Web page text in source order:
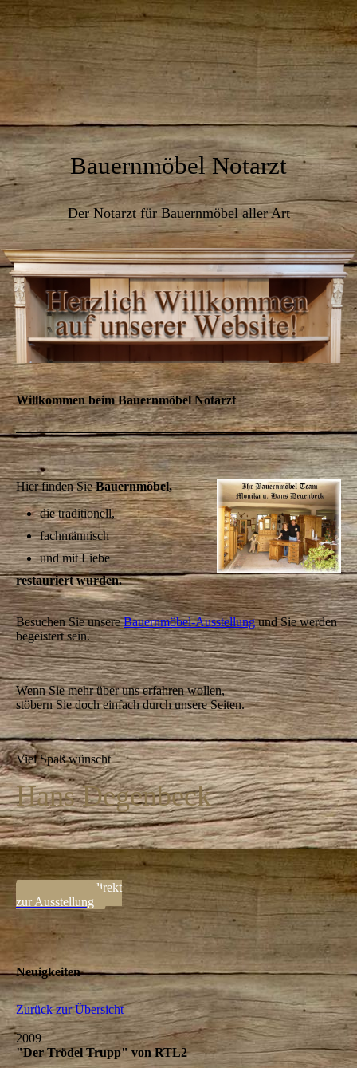
Bauernmöbel Notarzt
Der Notarzt für Bauernmöbel aller Art
Willkommen beim Bauernmöbel Notarzt
Hier finden SieBauernmöbel,
die traditionell,
fachmännisch
und mit Liebe
restauriertwurden.
Besuchen Sie unsereBauernmöbel-Ausstellungund Sie werden
begeistert sein.
Wenn Sie mehr über uns erfahren wollen,
stöbern Sie doch einfach durch unsere Seiten.
Viel Spaß wünscht
Hans Degenbeck
⇒ hier gehts direkt
zur Ausstellung
Neuigkeiten
Zurück zur Übersicht
2009
"Der Trödel Trupp" von RTL2